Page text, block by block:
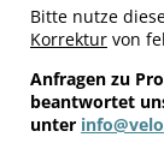
Bitte nutze
Korrektur von
Anfragen zu
beantwortet
unter